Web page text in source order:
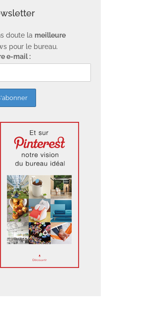
doute la meilleure
pour le bureau.
e-mail :